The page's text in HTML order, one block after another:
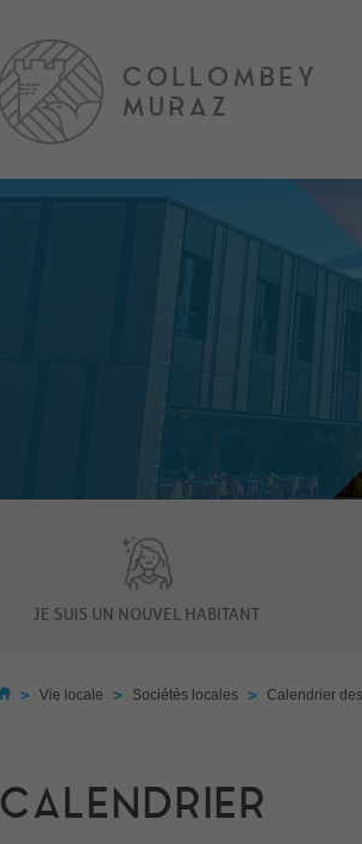
JE SUIS UN NOUVEL HABITANT
> Vie locale > Sociétés locales > Calendrier
CALENDRIER